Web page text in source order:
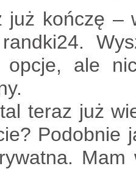
już kończę –
ale
teraz już